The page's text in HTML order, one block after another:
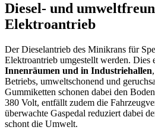
Diesel- und
Elektroantrieb
Der Dieselantrieb des Minikrans für
Elektroantrieb umgestellt werden. Dies
Innenräumen und in Industriehallen
Betriebs, umweltschonend und
Gummiketten schonen dabei den
380 Volt, entfällt zudem die
überwachte Gaspedal reduziert dabei
schont die Umwelt.